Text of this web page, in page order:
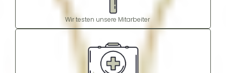
Wir testen unsere Mitarbeiter